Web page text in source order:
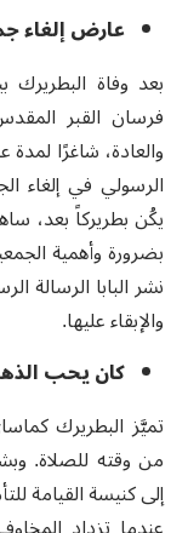
عارض إلغاء
بعد وفاة
فرسان القبر
والعادة، شاغرًا لمدة
الرسولي في إلغاء
يكُن بطريركاً بعد،
والإبقاء عليها.
كان يحب
تميَّز البطريرك
من وقته للصلاة.
إلى كنيسة القيامة